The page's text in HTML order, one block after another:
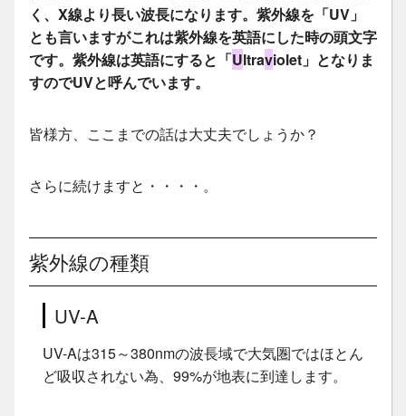
く、X線より長い波長になります。紫外線を「UV」
とも言いますがこれは紫外線を英語にした時の頭文字
です。紫外線は英語にすると「Ultraviolet」となりま
すのでUVと呼んでいます。
皆様方、ここまでの話は大丈夫でしょうか？
さらに続けますと・・・・。
紫外線の種類
UV-A
UV-Aは315～380nmの波長域で大気圏ではほとん
ど吸収されない為、99%が地表に到達します。